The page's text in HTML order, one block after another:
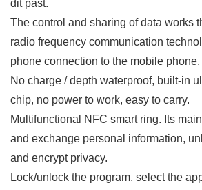
dit past.
The control and sharing of data works
radio frequency communication
phone connection to the mobile phone.
No charge / depth waterproof, built-in
chip, no power to work, easy to carry.
Multifunctional NFC smart ring. Its
and exchange personal information,
and encrypt privacy.
Lock/unlock the program, select the